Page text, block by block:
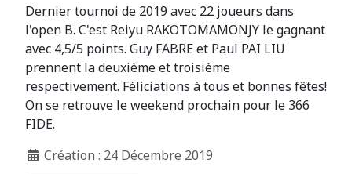
Dernier tournoi de 2019 avec 22 joueurs dans
l'open B. C'est Reiyu RAKOTOMAMONJY le gagnant
avec 4,5/5 points. Guy FABRE et Paul PAI LIU
prennent la deuxième et troisième
respectivement. Féliciations à tous et bonnes fêtes!
On se retrouve le weekend prochain pour le 366
FIDE.
Création : 24 Décembre 2019